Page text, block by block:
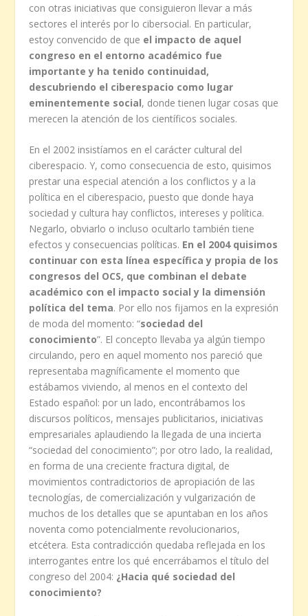
con otras iniciativas que consiguieron llevar a más
sectores el interés por lo cibersocial. En particular,
estoy convencido de que el impacto de aquel
congreso en el entorno académico fue
importante y ha tenido continuidad,
descubriendo el ciberespacio como lugar
eminentemente social, donde tienen lugar cosas que
merecen la atención de los científicos sociales.
En el 2002 insistíamos en el carácter cultural del
ciberespacio. Y, como consecuencia de esto, quisimos
prestar una especial atención a los conflictos y a la
política en el ciberespacio, puesto que donde haya
sociedad y cultura hay conflictos, intereses y política.
Negarlo, obviarlo o incluso ocultarlo también tiene
efectos y consecuencias políticas. En el 2004 quisimos
continuar con esta línea específica y propia de los
congresos del OCS, que combinan el debate
académico con el impacto social y la dimensión
política del tema. Por ello nos fijamos en la expresión
de moda del momento: “sociedad del
conocimiento”. El concepto llevaba ya algún tiempo
circulando, pero en aquel momento nos pareció que
representaba magníficamente el momento que
estábamos viviendo, al menos en el contexto del
Estado español: por un lado, encontrábamos los
discursos políticos, mensajes publicitarios, iniciativas
empresariales aplaudiendo la llegada de una incierta
“sociedad del conocimiento”; por otro lado, la realidad,
en forma de una creciente fractura digital, de
movimientos contradictorios de apropiación de las
tecnologías, de comercialización y vulgarización de
muchos de los detalles que se apuntaban en los años
noventa como potencialmente revolucionarios,
etcétera. Esta contradicción quedaba reflejada en los
interrogantes entre los qué encerrábamos el título del
congreso del 2004: ¿Hacia qué sociedad del
conocimiento?